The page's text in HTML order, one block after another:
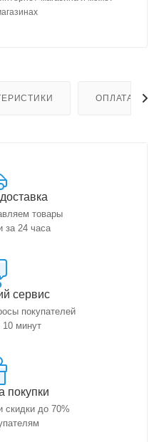
ОПЛАТА
товары
за 24 часа
сервис
покупателей
10 минут
покупки
скидки до 70%